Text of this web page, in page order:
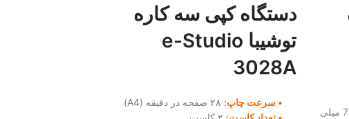
585×641×787 میلی
دستگاه کپی سه کاره
توشیبا e-Studio
3028A
• سرعت چاپ: